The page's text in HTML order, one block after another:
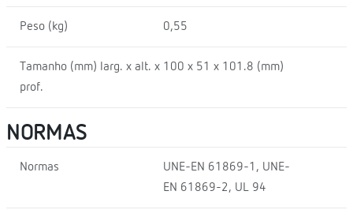
Peso (kg) 0,55
Tamanho (mm) larg. x alt. x
prof.
100 x 51 x 101.8 (mm)
NORMAS
Normas
UNE-EN 61869-1, UNE-
EN 61869-2, UL 94